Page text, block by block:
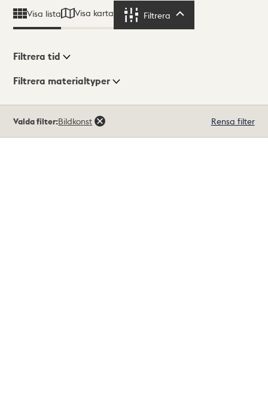
Visa lista Visa karta Filtrera
Visningsläge
Filtrera tid
Filtrera materialtyper
träffar
Valda filter:Bildkonst Rensa filter